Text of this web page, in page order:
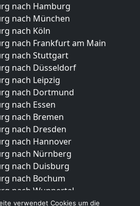
nach Hamburg
nach München
nach Köln
nach Frankfurt am Main
nach Stuttgart
nach Düsseldorf
nach Leipzig
nach Dortmund
nach Essen
nach Bremen
nach Dresden
nach Hannover
nach Nürnberg
nach Duisburg
nach Bochum
nach Wuppertal
nach Bielefeld
verwendet Cookies um die